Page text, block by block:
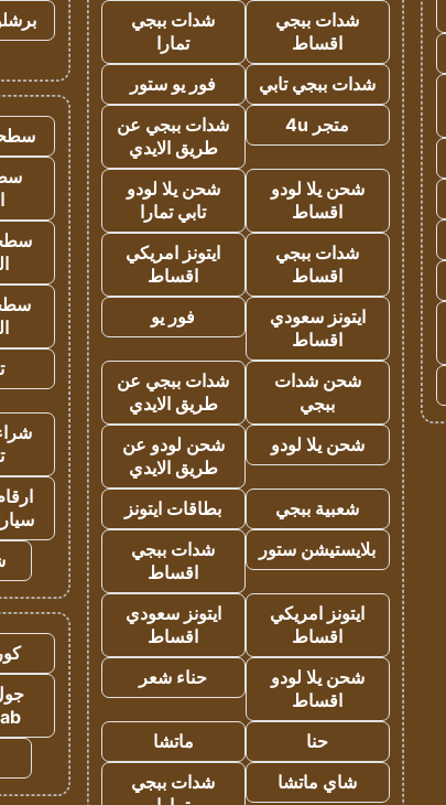
شدات ببجي
اقساط
شدات ببجي
تمارا
شدات ببجي تابي
فور يو ستور
متجر 4u
شدات ببجي عن
طريق الايدي
شحن يلا لودو
اقساط
شحن يلا لودو
تابي تمارا
شدات ببجي
اقساط
ايتونز امريكي
اقساط
ايتونز سعودي
اقساط
فور يو
شحن شدات
ببجي
شدات ببجي عن
طريق الايدي
شحن يلا لودو
شحن لودو عن
طريق الايدي
شعبية ببجي
بطاقات ايتونز
بلايستيشن ستور
شدات ببجي
اقساط
ايتونز امريكي
اقساط
ايتونز سعودي
اقساط
شحن يلا لودو
اقساط
حناء شعر
حنا
ماتشا
شاي ماتشا
شدات ببجي